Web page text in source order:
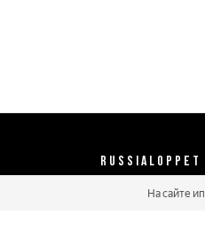
RUSSIALOPPET
На сайте